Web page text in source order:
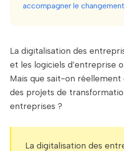
accompagner le
La digitalisation des
et les logiciels d’entreprise
Mais que sait-on réellement
des projets de
entreprises ?
La digitalisation des